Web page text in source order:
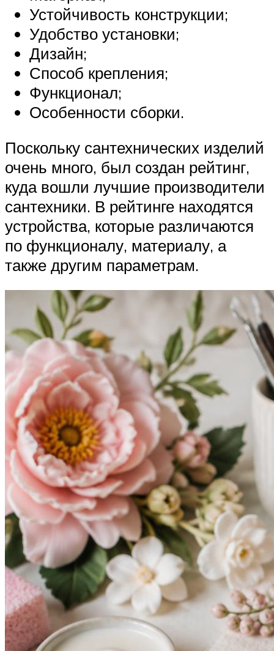
Устойчивость конструкции;
Удобство установки;
Дизайн;
Способ крепления;
Функционал;
Особенности сборки.
Поскольку сантехнических изделий
очень много, был создан рейтинг,
куда вошли лучшие производители
сантехники. В рейтинге находятся
устройства, которые различаются
по функционалу, материалу, а
также другим параметрам.